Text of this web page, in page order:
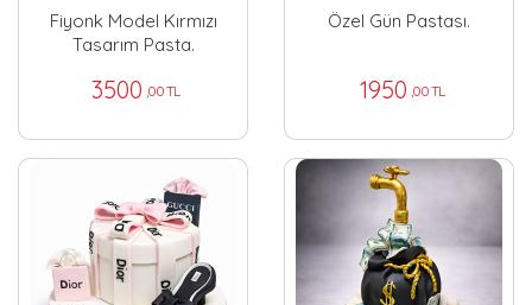
Fiyonk Model Kırmızı
Tasarım Pasta.
3500 ,00 TL
Özel Gün Pastası.
1950 ,00 TL